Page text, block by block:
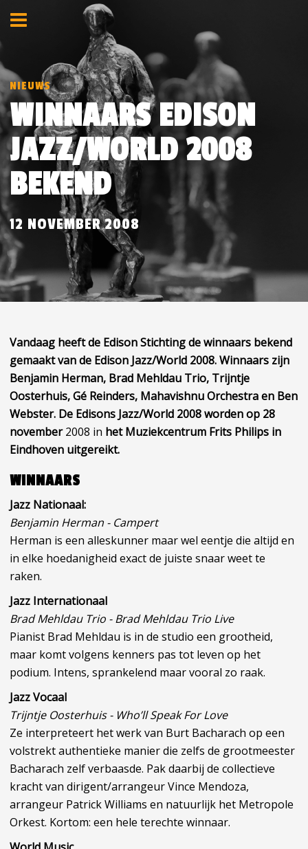
NIEUWS
WINNAARS EDISON
JAZZ/WORLD 2008
BEKEND
12 NOVEMBER 2008
Vandaag heeft de Edison Stichting de winnaars bekend
gemaakt van de Edison Jazz/World 2008. Winnaars zijn
Benjamin Herman, Brad Mehldau Trio, Trijntje
Oosterhuis, Gé Reinders, Mahavishnu Orchestra en Ben
Webster. De Edisons Jazz/World 2008 worden op 28
november2008 in het Muziekcentrum Frits Philips in
Eindhoven uitgereikt.
WINNAARS
Jazz Nationaal:
Benjamin Herman - Campert
Herman is een alleskunner maar wel eentje die altijd en
in elke hoedanigheid exact de juiste snaar weet te
raken.
Jazz Internationaal
Brad Mehldau Trio - Brad Mehldau Trio Live
Pianist Brad Mehldau is in de studio een grootheid,
maar komt volgens kenners pas tot leven op het
podium. Intens, sprankelend maar vooral zo raak.
Jazz Vocaal
Trijntje Oosterhuis - Who’ll Speak For Love
Ze interpreteert het werk van Burt Bacharach op een
volstrekt authentieke manier die zelfs de grootmeester
Bacharach zelf verbaasde. Pak daarbij de collectieve
kracht van dirigent/arrangeur Vince Mendoza,
arrangeur Patrick Williams en natuurlijk het Metropole
Orkest. Kortom: een hele terechte winnaar.